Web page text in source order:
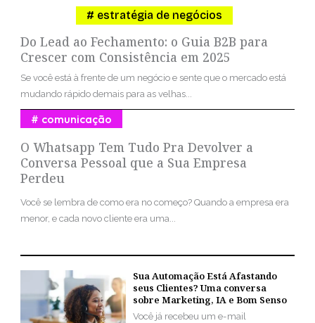
Do Lead ao Fechamento: o Guia B2B para
Crescer com Consistência em 2025
estratégia de negócios
Se você está à frente de um negócio e sente que o mercado está
mudando rápido demais para as velhas...
O Whatsapp Tem Tudo Pra Devolver a
Conversa Pessoal que a Sua Empresa
Perdeu
comunicação
Você se lembra de como era no começo? Quando a empresa era
menor, e cada novo cliente era uma...
Sua Automação Está Afastando
seus Clientes? Uma conversa
sobre Marketing, IA e Bom Senso
Você já recebeu um e-mail